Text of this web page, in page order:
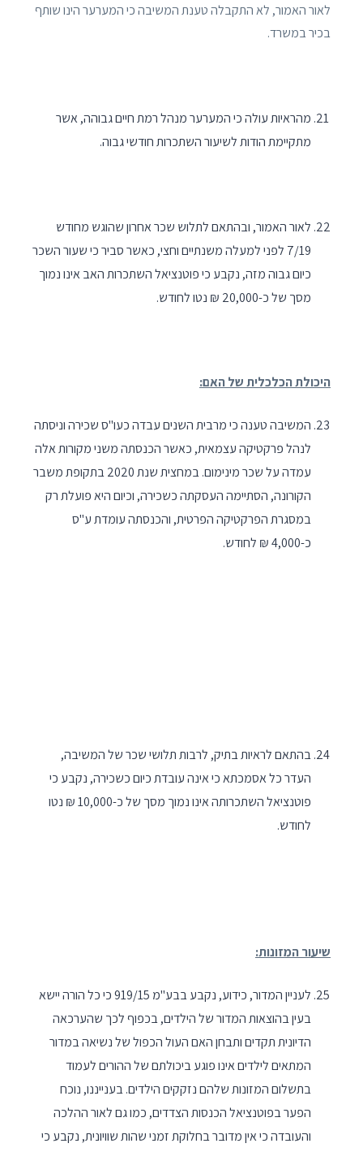
לאור האמור, לא התקבלה טענת המשיבה כי המערער הינו שותף
בכיר במשרד.
מהראיות עולה כי המערער מנהל רמת חיים גבוהה, אשר
מתקיימת הודות לשיעור השתכרות חודשי גבוה.
לאור האמור, ובהתאם לתלוש שכר אחרון שהוגש מחודש
7/19 לפני למעלה משנתיים וחצי, כאשר סביר כי שעור השכר
כיום גבוה מזה, נקבע כי פוטנציאל השתכרות האב אינו נמוך
מסך של כ-20,000 ₪ נטו לחודש.
היכולת הכלכלית של האם:
המשיבה טענה כי מרבית השנים עבדה כעו"ס שכירה וניסתה
לנהל פרקטיקה עצמאית, כאשר הכנסתה משני מקורות אלה
עמדה על שכר מינימום. במחצית שנת 2020 בתקופת משבר
הקורונה, הסתיימה העסקתה כשכירה, וכיום היא פועלת רק
במסגרת הפרקטיקה הפרטית, והכנסתה עומדת ע"ס
כ-4,000 ₪ לחודש.
בהתאם לראיות בתיק, לרבות תלושי שכר של המשיבה,
העדר כל אסמכתא כי אינה עובדת כיום כשכירה, נקבע כי
פוטנציאל השתכרותה אינו נמוך מסך של כ-10,000 ₪ נטו
לחודש.
שיעור המזונות:
לעניין המדור, כידוע, נקבע בבע"מ 919/15 כי כל הורה יישא
בעין בהוצאות המדור של הילדים, בכפוף לכך שהערכאה
הדיונית תקדים ותבחן האם העול הכפול של נשיאה במדור
המתאים לילדים אינו פוגע ביכולתם של ההורים לעמוד
בתשלום המזונות שלהם נזקקים הילדים. בענייננו, נוכח
הפער בפוטנציאל הכנסות הצדדים, כמו גם לאור ההלכה
והעובדה כי אין מדובר בחלוקת זמני שהות שוויונית, נקבע כי